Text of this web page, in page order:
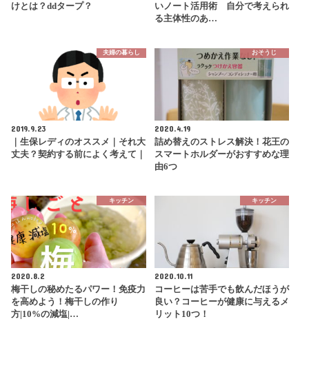
けとは？ddタープ？
いノート活用術 自分で考えられ
る主体性のあ…
夫婦の暮らし
2019.9.23
｜生保レディのオススメ｜それ大
丈夫？契約する前によく考えて｜
おそうじ
2020.4.19
詰め替えのストレス解決！花王の
スマートホルダーがおすすめな理
由6つ
キッチン
2020.8.2
梅干しの秘めたるパワー！免疫力
を高めよう！梅干しの作り
方|10%の減塩|…
キッチン
2020.10.11
コーヒーは苦手でも飲んだほうが
良い？コーヒーが健康に与えるメ
リット10つ！